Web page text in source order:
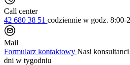
Call center
42 680 38 51 codziennie w godz. 8:00-
Mail
Formularz kontaktowy Nasi
dni w tygodniu